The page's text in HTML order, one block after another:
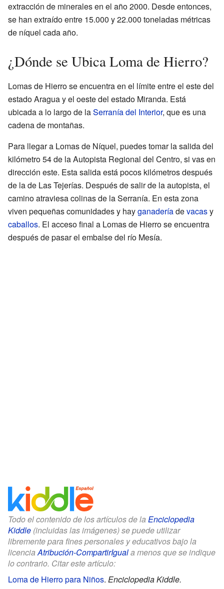
extracción de minerales en el año 2000. Desde entonces,
se han extraído entre 15.000 y 22.000 toneladas métricas
de níquel cada año.
¿Dónde se Ubica Loma de Hierro?
Lomas de Hierro se encuentra en el límite entre el este del
estado Aragua y el oeste del estado Miranda. Está
ubicada a lo largo de laSerranía del Interior, que es una
cadena de montañas.
Para llegar a Lomas de Níquel, puedes tomar la salida del
kilómetro 54 de la Autopista Regional del Centro, si vas en
dirección este. Esta salida está pocos kilómetros después
de la de Las Tejerías. Después de salir de la autopista, el
camino atraviesa colinas de la Serranía. En esta zona
viven pequeñas comunidades y hayganaderíadevacasy
caballos. El acceso final a Lomas de Hierro se encuentra
después de pasar el embalse del río Mesía.
Todo el contenido de los artículos de la Enciclopedia
Kiddle (incluidas las imágenes) se puede utilizar
libremente para fines personales y educativos bajo la
licenciaAtribución-CompartirIguala menos que se indique
lo contrario. Citar este artículo:
Loma de Hierro para Niños. Enciclopedia Kiddle.